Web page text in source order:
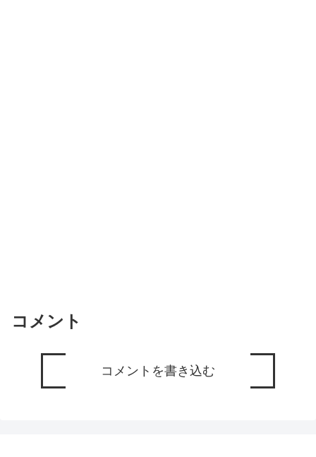
コメント
コメントを書き込む